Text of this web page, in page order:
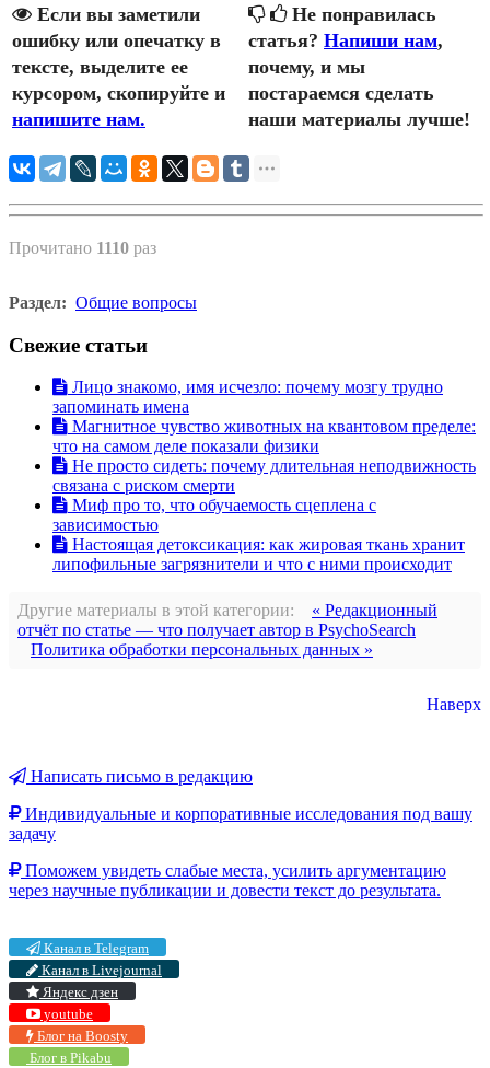
Если вы заметили
ошибку или опечатку в
тексте, выделите ее
курсором, скопируйте и
напишите нам.
Не понравилась
статья? Напиши нам,
почему, и мы
постараемся сделать
наши материалы лучше!
Прочитано 1110 раз
Раздел: Общие вопросы
Свежие статьи
Лицо знакомо, имя исчезло: почему мозгу трудно
запоминать имена
Магнитное чувство животных на квантовом пределе:
что на самом деле показали физики
Не просто сидеть: почему длительная неподвижность
связана с риском смерти
Миф про то, что обучаемость сцеплена с
зависимостью
Настоящая детоксикация: как жировая ткань хранит
липофильные загрязнители и что с ними происходит
Другие материалы в этой категории:
« Редакционный
отчёт по статье — что получает автор в PsychoSearch
Политика обработки персональных данных »
Наверх
Написать письмо в редакцию
Индивидуальные и корпоративные исследования под вашу
задачу
Поможем увидеть слабые места, усилить аргументацию
через научные публикации и довести текст до результата.
Канал в Telegram
Канал в Livejournal
Яндекс дзен
youtube
Блог на Boosty
Блог в Pikabu